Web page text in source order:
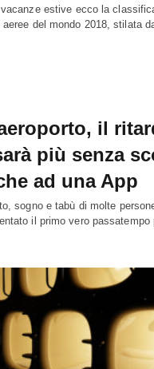
vacanze estive ecco la
del mondo 2018, stilata
il
più senza
ad una App
sogno e tabù di molte
il primo vero